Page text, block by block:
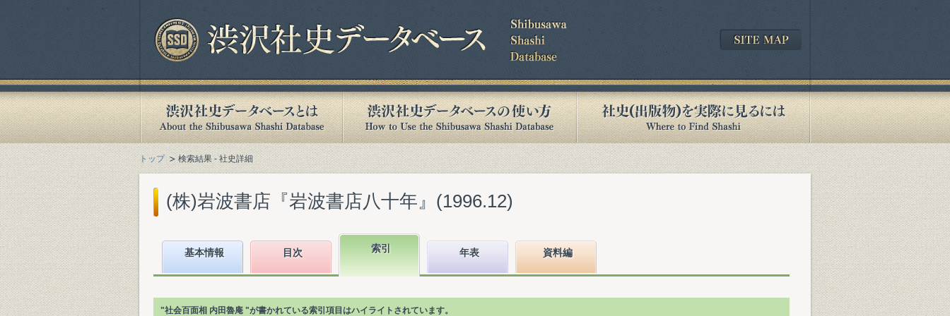
トップ 検索結果 - 社史詳細
(株)岩波書店『岩波書店八十年』(1996.12)
基本情報 目次 索引 年表 資料編
"社会百面相 内田魯庵 "が書かれている索引項目はハイライトされています。